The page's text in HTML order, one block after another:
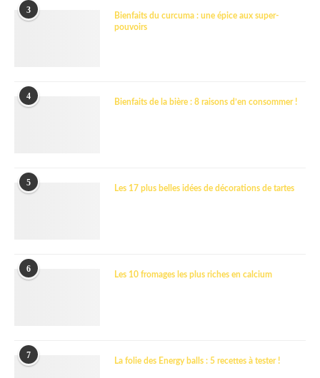
3
Bienfaits du curcuma : une épice aux super-
pouvoirs
4
Bienfaits de la bière : 8 raisons d’en consommer !
5
Les 17 plus belles idées de décorations de tartes
6
Les 10 fromages les plus riches en calcium
7
La folie des Energy balls : 5 recettes à tester !